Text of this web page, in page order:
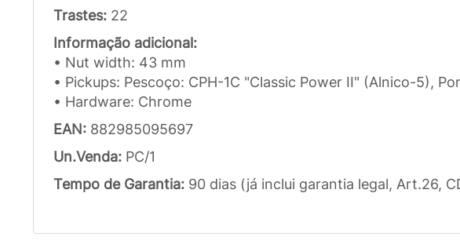
Trastes: 22
Informação adicional:
• Nut width: 43 mm
• Pickups: Pescoço: CPH-1C "Classic Power II" (Alnico-5),
• Hardware: Chrome
EAN: 882985095697
Un.Venda: PC/1
Tempo de Garantia: 90 dias (já inclui garantia legal, Art.26,